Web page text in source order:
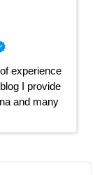
experience
I provide
and many